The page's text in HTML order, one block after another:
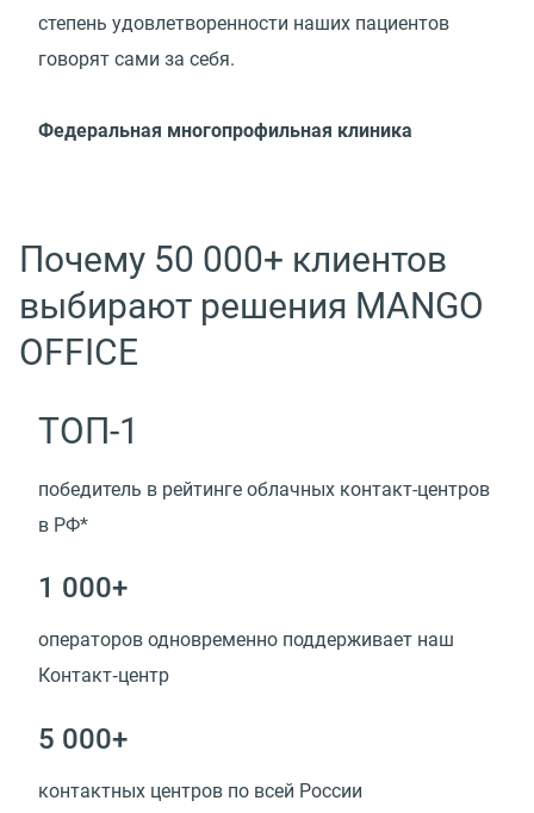
степень удовлетворенности наших пациентов
говорят сами за себя.
Федеральная многопрофильная клиника
Почему 50 000+ клиентов
выбирают решения MANGO
OFFICE
ТОП-1
победитель в рейтинге облачных контакт-центров
в РФ*
1 000+
операторов одновременно поддерживает наш
Контакт‑центр
5 000+
контактных центров по всей России